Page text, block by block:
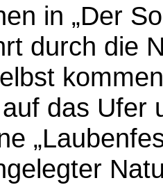
in „Der
durch die
das Ufer